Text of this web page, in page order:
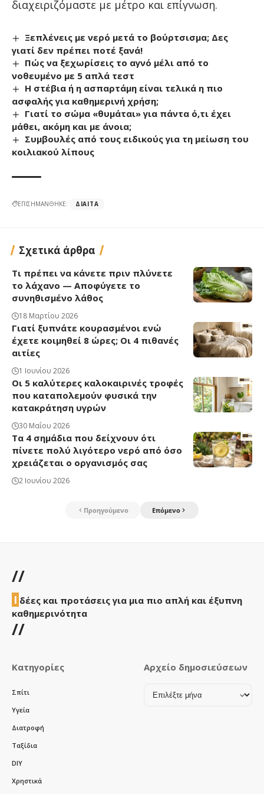
διαχειριζόμαστε με μέτρο και επίγνωση.
Ξεπλένεις με νερό μετά το βούρτσισμα; Δες
γιατί δεν πρέπει ποτέ ξανά!
Πώς να ξεχωρίσεις το αγνό μέλι από το
νοθευμένο με 5 απλά τεστ
Η στέβια ή η ασπαρτάμη είναι τελικά η πιο
ασφαλής για καθημερινή χρήση;
Γιατί το σώμα «θυμάται» για πάντα ό,τι έχει
μάθει, ακόμη και με άνοια;
Συμβουλές από τους ειδικούς για τη μείωση του
κοιλιακού λίπους
ΕΠΙΣΗΜΑΝΘΗΚΕ: ΔΊΑΙΤΑ
Σχετικά άρθρα
Τι πρέπει να κάνετε πριν πλύνετε
το λάχανο — Αποφύγετε το
συνηθισμένο λάθος
18 Μαρτίου 2026
Γιατί ξυπνάτε κουρασμένοι ενώ
έχετε κοιμηθεί 8 ώρες; Οι 4 πιθανές
αιτίες
1 Ιουνίου 2026
Οι 5 καλύτερες καλοκαιρινές τροφές
που καταπολεμούν φυσικά την
κατακράτηση υγρών
30 Μαΐου 2026
Τα 4 σημάδια που δείχνουν ότι
πίνετε πολύ λιγότερο νερό από όσο
χρειάζεται ο οργανισμός σας
2 Ιουνίου 2026
Προηγούμενο Επόμενο
//
Ι δέες και προτάσεις για μια πιο απλή και έξυπνη
καθημερινότητα
//
Κατηγορίες
Σπίτι
Υγεία
Διατροφή
Ταξίδια
DIY
Χρηστικά
Αρχείο δημοσιεύσεων
Αρχείο